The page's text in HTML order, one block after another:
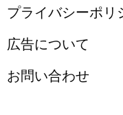
プライバシーポリ
広告について
お問い合わせ